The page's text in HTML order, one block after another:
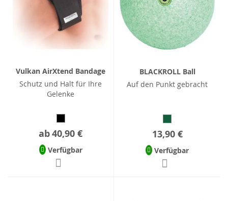
Vulkan AirXtend Bandage
Schutz und Halt für Ihre
Gelenke
ab40,90 €
Verfügbar
BLACKROLL Ball
Auf den Punkt gebracht
13,90 €
Verfügbar